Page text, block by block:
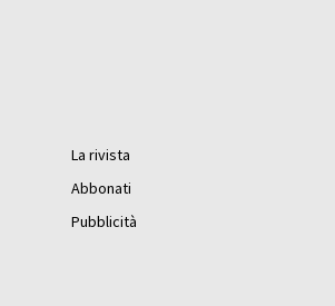
La rivista
Abbonati
Pubblicità